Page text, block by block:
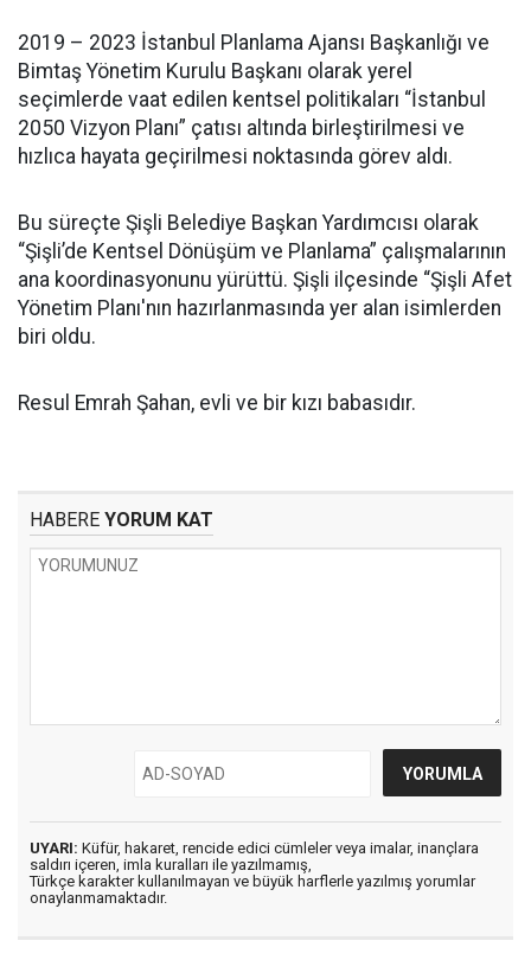
2019 – 2023 İstanbul Planlama Ajansı Başkanlığı ve
Bimtaş Yönetim Kurulu Başkanı olarak yerel
seçimlerde vaat edilen kentsel politikaları “İstanbul
2050 Vizyon Planı” çatısı altında birleştirilmesi ve
hızlıca hayata geçirilmesi noktasında görev aldı.
Bu süreçte Şişli Belediye Başkan Yardımcısı olarak
“Şişli’de Kentsel Dönüşüm ve Planlama” çalışmalarının
ana koordinasyonunu yürüttü. Şişli ilçesinde “Şişli Afet
Yönetim Planı'nın hazırlanmasında yer alan isimlerden
biri oldu.
Resul Emrah Şahan, evli ve bir kızı babasıdır.
HABERE YORUM KAT
UYARI: Küfür, hakaret, rencide edici cümleler veya imalar, inançlara
saldırı içeren, imla kuralları ile yazılmamış,
Türkçe karakter kullanılmayan ve büyük harflerle yazılmış yorumlar
onaylanmamaktadır.